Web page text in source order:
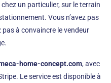
un particulier, sur le terrain
Vous n’avez pas
pas à convaincre le vendeur
home-concept.com, avec
Le service est disponible à